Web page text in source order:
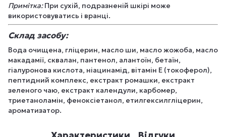
Примітка:При сухій, подразненій шкірі може
використовуватись і вранці.
Склад засобу:
Вода очищена, гліцерин, масло ши, масло жожоба, масло
макадамії, сквалан, пантенол, алантоїн, бетаїн,
гіалуронова кислота, ніацинамід, вітамін Е (токоферол),
пептидний комплекс, екстракт ромашки, екстракт
зеленого чаю, екстракт календули, карбомер,
триетаноламін, феноксіетанол, етилгексилгліцерин,
ароматизатор.